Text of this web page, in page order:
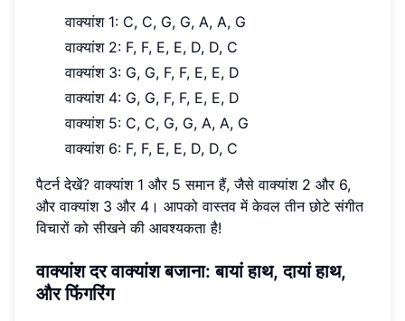
वाक्यांश 1: C, C, G, G, A, A, G
वाक्यांश 2: F, F, E, E, D, D, C
वाक्यांश 3: G, G, F, F, E, E, D
वाक्यांश 4: G, G, F, F, E, E, D
वाक्यांश 5: C, C, G, G, A, A, G
वाक्यांश 6: F, F, E, E, D, D, C
पैटर्न देखें? वाक्यांश 1 और 5 समान हैं, जैसे वाक्यांश 2 और 6,
और वाक्यांश 3 और 4। आपको वास्तव में केवल तीन छोटे संगीत
विचारों को सीखने की आवश्यकता है!
वाक्यांश दर वाक्यांश बजाना: बायां हाथ, दायां हाथ,
और फिंगरिंग